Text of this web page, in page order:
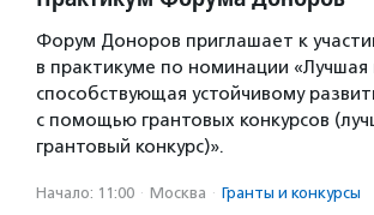
Форум Доноров приглашает к
в практикуме по номинации
способствующая устойчивому
с помощью грантовых конкурсов
грантовый конкурс)».
Начало: 11:00 · Москва · Гранты и конкурсы